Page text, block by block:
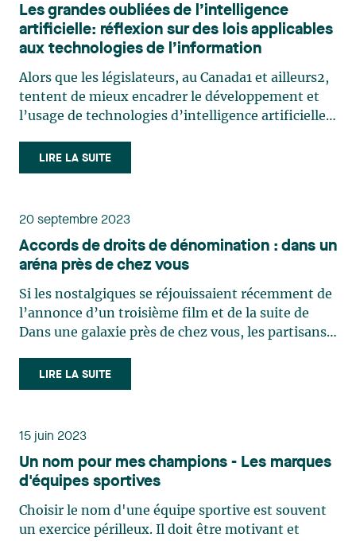
Les grandes oubliées de l’intelligence
artificielle: réflexion sur des lois applicables
aux technologies de l’information
Alors que les législateurs, au Canada1 et ailleurs2,
tentent de mieux encadrer le développement et
l’usage de technologies d’intelligence artificielle,
technologies se qualifient aussi dans la famille
plus large des technologies de l’information.
LIRE LA SUITE
20 septembre 2023
Accords de droits de dénomination : dans un
aréna près de chez vous
Si les nostalgiques se réjouissaient récemment de
l’annonce d’un troisième film et de la suite de
Dans une galaxie près de chez vous, les partisans
près de chez eux être rebaptisé. Dans la première
capsule de notre série d’articles portant sur le (…)
LIRE LA SUITE
15 juin 2023
Un nom pour mes champions - Les marques
d'équipes sportives
Choisir le nom d'une équipe sportive est souvent
un exercice périlleux. Il doit être motivant et